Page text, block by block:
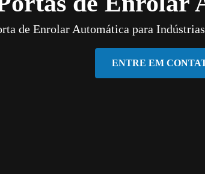
de Enrolar Automática para
ENTRE EM